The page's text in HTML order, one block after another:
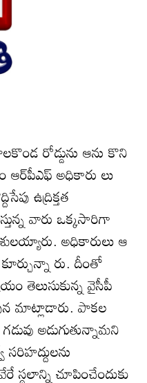
రోడ్డును ఆను కొని
ఆర్‌పీఎఫ్‌ అధికారు లు
ఉద్రిక్తత
వారు ఒక్కసారిగా
అధికారులు ఆ
రు. దీంతో
తెలుసుకున్న వైసీపీ
మాట్లాడారు. పాకల
అడుగుతున్నామని
స్థలాన్ని చూపించేందుకు